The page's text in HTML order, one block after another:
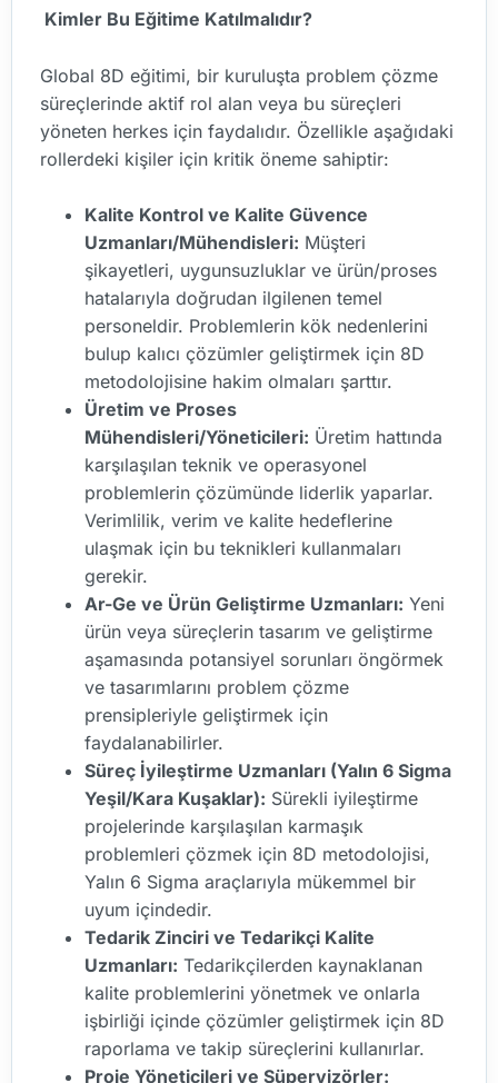
Kimler Bu Eğitime Katılmalıdır?
Global 8D eğitimi, bir kuruluşta problem çözme
süreçlerinde aktif rol alan veya bu süreçleri
yöneten herkes için faydalıdır. Özellikle aşağıdaki
rollerdeki kişiler için kritik öneme sahiptir:
Kalite Kontrol ve Kalite Güvence
Uzmanları/Mühendisleri: Müşteri
şikayetleri, uygunsuzluklar ve ürün/proses
hatalarıyla doğrudan ilgilenen temel
personeldir. Problemlerin kök nedenlerini
bulup kalıcı çözümler geliştirmek için 8D
metodolojisine hakim olmaları şarttır.
Üretim ve Proses
Mühendisleri/Yöneticileri: Üretim hattında
karşılaşılan teknik ve operasyonel
problemlerin çözümünde liderlik yaparlar.
Verimlilik, verim ve kalite hedeflerine
ulaşmak için bu teknikleri kullanmaları
gerekir.
Ar-Ge ve Ürün Geliştirme Uzmanları: Yeni
ürün veya süreçlerin tasarım ve geliştirme
aşamasında potansiyel sorunları öngörmek
ve tasarımlarını problem çözme
prensipleriyle geliştirmek için
faydalanabilirler.
Süreç İyileştirme Uzmanları (Yalın 6 Sigma
Yeşil/Kara Kuşaklar): Sürekli iyileştirme
projelerinde karşılaşılan karmaşık
problemleri çözmek için 8D metodolojisi,
Yalın 6 Sigma araçlarıyla mükemmel bir
uyum içindedir.
Tedarik Zinciri ve Tedarikçi Kalite
Uzmanları: Tedarikçilerden kaynaklanan
kalite problemlerini yönetmek ve onlarla
işbirliği içinde çözümler geliştirmek için 8D
raporlama ve takip süreçlerini kullanırlar.
Proje Yöneticileri ve Süpervizörler: